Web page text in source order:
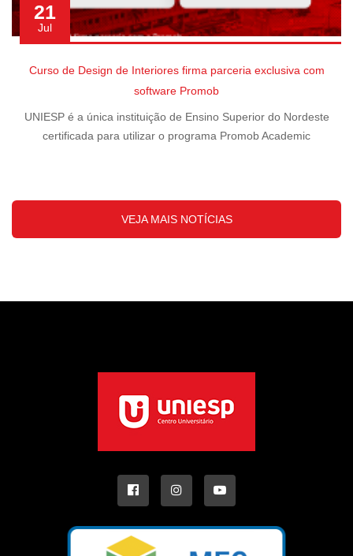
21
Jul
Curso de Design de Interiores firma parceria exclusiva com
software Promob
UNIESP é a única instituição de Ensino Superior do Nordeste
certificada para utilizar o programa Promob Academic
VEJA MAIS NOTÍCIAS